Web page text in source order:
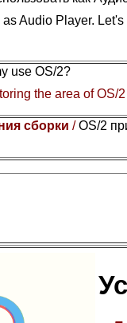
as Audio Player.
use OS/2?
the area of OS/
сборки /OS/2